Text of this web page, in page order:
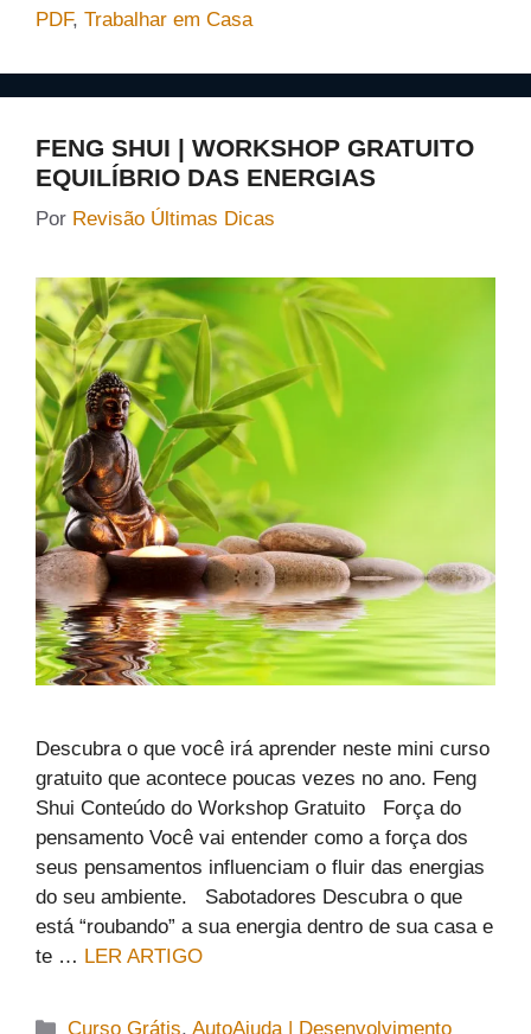
PDF, Trabalhar em Casa
FENG SHUI | WORKSHOP GRATUITO
EQUILÍBRIO DAS ENERGIAS
Por Revisão Últimas Dicas
Descubra o que você irá aprender neste mini curso
gratuito que acontece poucas vezes no ano. Feng
Shui Conteúdo do Workshop Gratuito Força do
pensamento Você vai entender como a força dos
seus pensamentos influenciam o fluir das energias
do seu ambiente. Sabotadores Descubra o que
está “roubando” a sua energia dentro de sua casa e
te … LER ARTIGO
Categorias
Curso Grátis,AutoAjuda | Desenvolvimento